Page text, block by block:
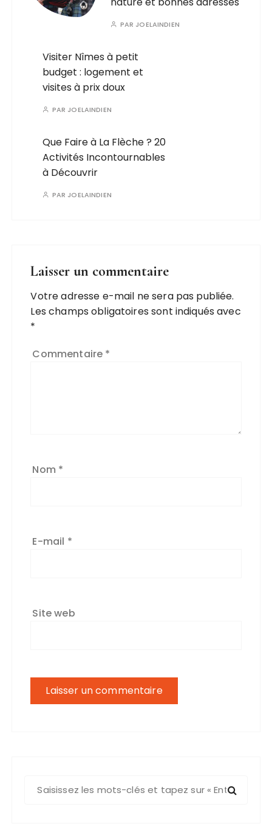
PAR JOELAINDIEN
Visiter Nîmes à petit
budget : logement et
visites à prix doux
PAR JOELAINDIEN
Que Faire à La Flèche ? 20
Activités Incontournables
à Découvrir
PAR JOELAINDIEN
Laisser un commentaire
Votre adresse e-mail ne sera pas publiée.
Les champs obligatoires sont indiqués avec
*
Commentaire *
Nom *
E-mail *
Site web